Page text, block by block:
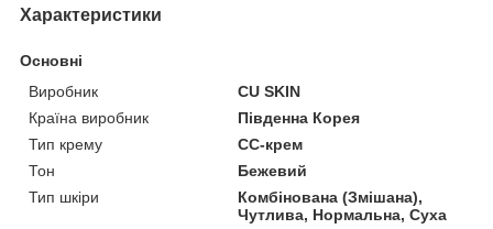
Характеристики
Основні
Виробник
CU SKIN
Країна виробник
Південна Корея
Тип крему
CC-крем
Тон
Бежевий
Тип шкіри
Комбінована (Змішана),
Чутлива, Нормальна, Суха